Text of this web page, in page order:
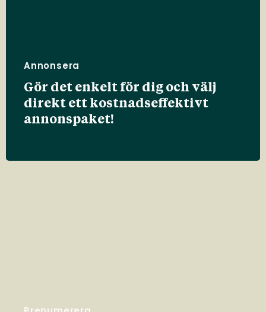
Annonsera
Gör det enkelt för dig och välj
direkt ett kostnadseffektivt
annonspaket!